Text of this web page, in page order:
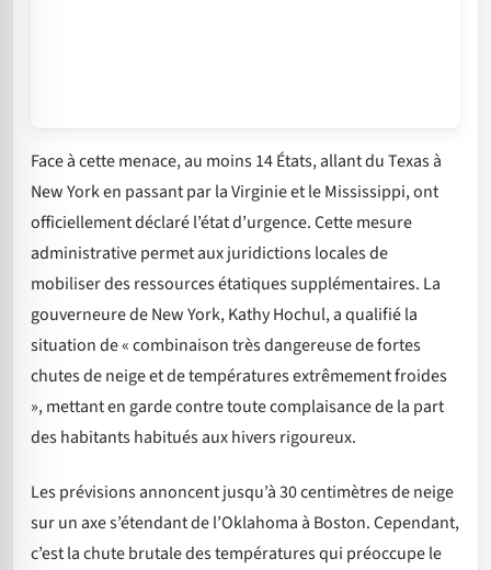
Face à cette menace, au moins 14 États, allant du Texas à
New York en passant par la Virginie et le Mississippi, ont
officiellement déclaré l’état d’urgence. Cette mesure
administrative permet aux juridictions locales de
mobiliser des ressources étatiques supplémentaires. La
gouverneure de New York, Kathy Hochul, a qualifié la
situation de « combinaison très dangereuse de fortes
chutes de neige et de températures extrêmement froides
», mettant en garde contre toute complaisance de la part
des habitants habitués aux hivers rigoureux.
Les prévisions annoncent jusqu’à 30 centimètres de neige
sur un axe s’étendant de l’Oklahoma à Boston. Cependant,
c’est la chute brutale des températures qui préoccupe le